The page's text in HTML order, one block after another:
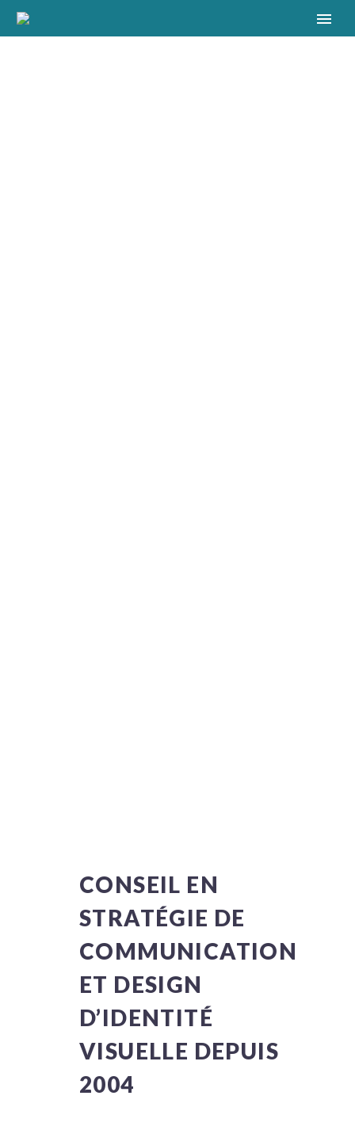
CONSEIL EN
STRATÉGIE DE
COMMUNICATION
ET DESIGN
D’IDENTITÉ
VISUELLE DEPUIS
2004